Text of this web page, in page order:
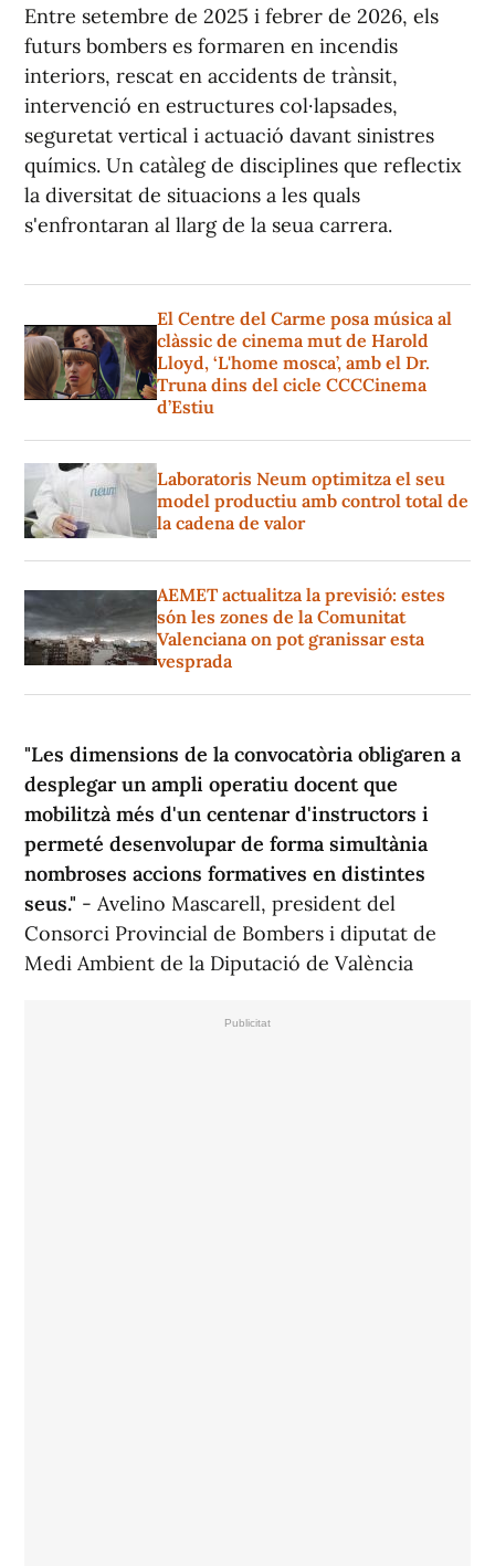
Entre setembre de 2025 i febrer de 2026, els
futurs bombers es formaren en incendis
interiors, rescat en accidents de trànsit,
intervenció en estructures col·lapsades,
seguretat vertical i actuació davant sinistres
químics. Un catàleg de disciplines que reflectix
la diversitat de situacions a les quals
s'enfrontaran al llarg de la seua carrera.
El Centre del Carme posa música al
clàssic de cinema mut de Harold
Lloyd, ‘L'home mosca’, amb el Dr.
Truna dins del cicle CCCCinema
d’Estiu
Laboratoris Neum optimitza el seu
model productiu amb control total de
la cadena de valor
AEMET actualitza la previsió: estes
són les zones de la Comunitat
Valenciana on pot granissar esta
vesprada
"Les dimensions de la convocatòria obligaren a
desplegar un ampli operatiu docent que
mobilitzà més d'un centenar d'instructors i
permeté desenvolupar de forma simultània
nombroses accions formatives en distintes
seus." - Avelino Mascarell, president del
Consorci Provincial de Bombers i diputat de
Medi Ambient de la Diputació de València